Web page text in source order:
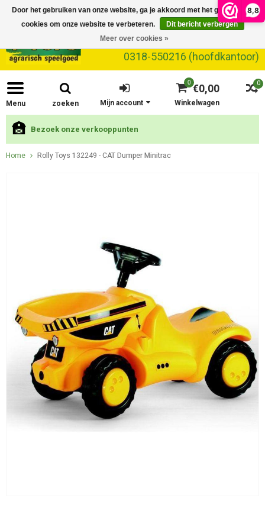
8,8
0318-550216 (hoofdkantoor)
Menu zoeken
0
0 €0,00
Winkelwagen
Mijn account
Bezoek onze verkooppunten
Home Rolly Toys 132249 - CAT Dumper Minitrac
Door het gebruiken van onze website, ga je akkoord met het gebruik van
cookies om onze website te verbeteren.
Dit bericht verbergen
Meer over cookies »